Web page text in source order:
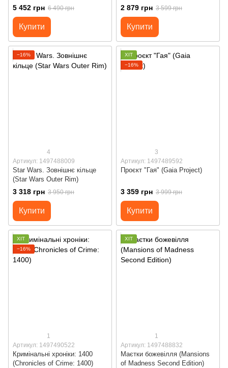
5 452 грн 6 490 грн
Купити
2 879 грн 3 599 грн
Купити
−16%
4
Артикул: 1497488009
Star Wars. Зовнішнє кільце
(Star Wars Outer Rim)
3 318 грн 3 950 грн
Купити
ХІТ
−16%
3
Артикул: 1497489592
Проєкт "Гая" (Gaia Project)
3 359 грн 3 999 грн
Купити
ХІТ
−16%
1
Артикул: 1497490522
Кримінальні хроніки: 1400
(Chronicles of Crime: 1400)
ХІТ
1
Артикул: 1497488832
Маєтки божевілля (Mansions
of Madness Second Edition)